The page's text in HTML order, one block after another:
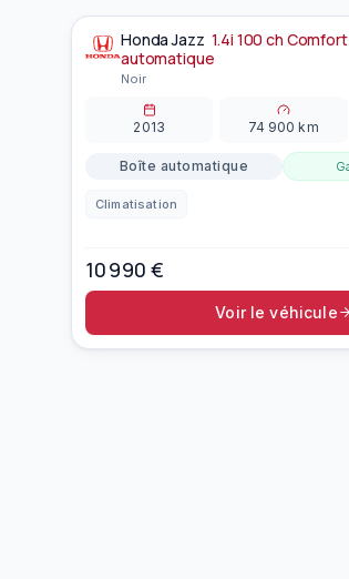
À la une
Honda Jazz 1.4i 100 ch Comfort / 1°Main &
automatique
Noir
2013 74 900 km
Boîte automatique
Climatisation
10 990 €
Voir le véhicule